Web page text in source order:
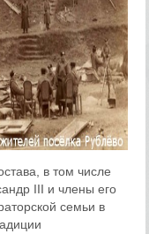
в том числе
III и члены его
семьи в